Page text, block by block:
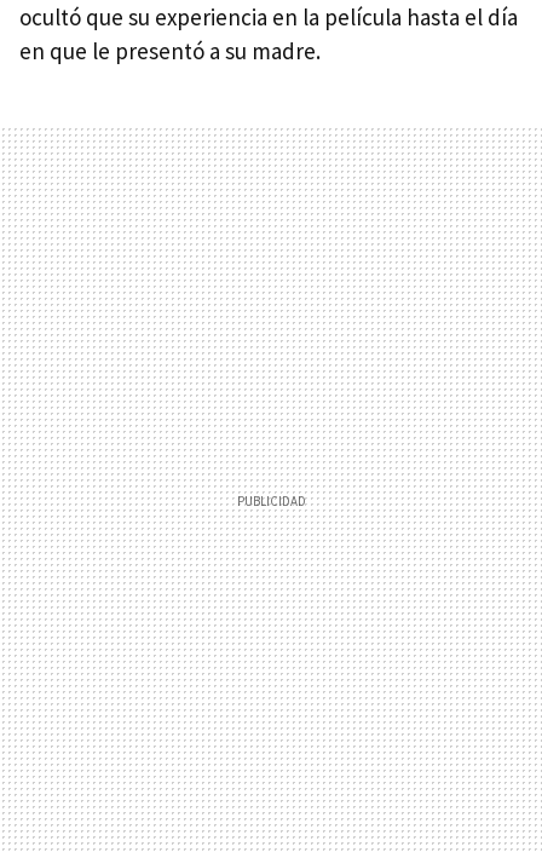
ocultó que su experiencia en la película hasta el día
en que le presentó a su madre.